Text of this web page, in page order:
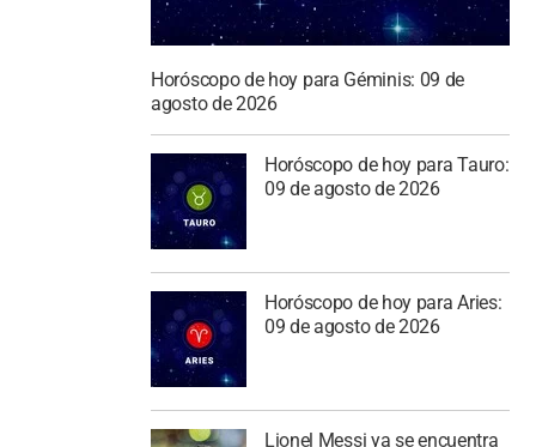
Horóscopo de hoy para Géminis: 09 de
agosto de 2026
Horóscopo de hoy para Tauro:
09 de agosto de 2026
Horóscopo de hoy para Aries:
09 de agosto de 2026
Lionel Messi ya se encuentra